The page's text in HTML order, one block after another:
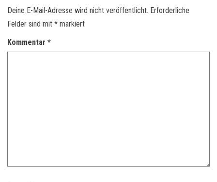
Deine E-Mail-Adresse wird nicht veröffentlicht. Erforderliche
Felder sind mit * markiert
Kommentar *